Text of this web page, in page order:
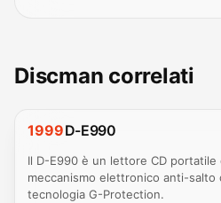
Discman correlati
1999D-E990
Il D-E990 è un lettore CD portatile
meccanismo elettronico anti-salto
tecnologia G-Protection.